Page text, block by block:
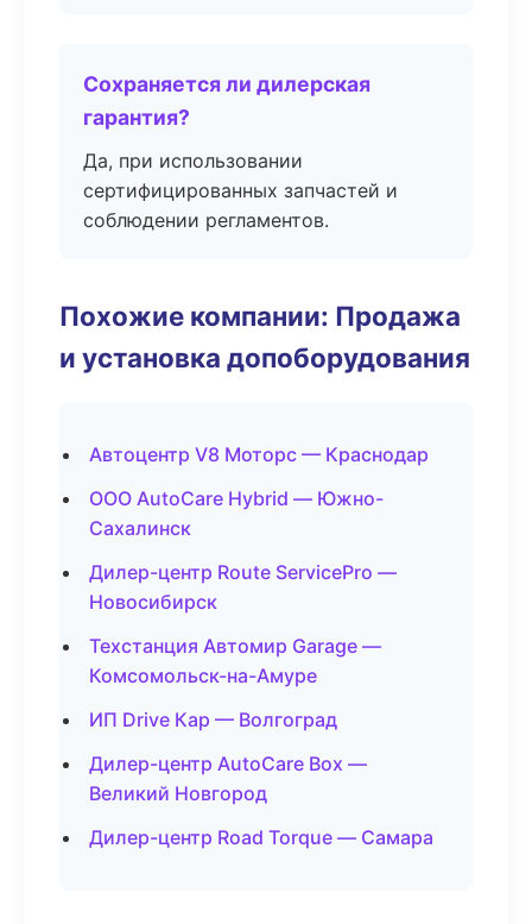
Сохраняется ли дилерская
гарантия?
Да, при использовании
сертифицированных запчастей и
соблюдении регламентов.
Похожие компании: Продажа
и установка допоборудования
Автоцентр V8 Моторс — Краснодар
ООО AutoCare Hybrid — Южно-
Сахалинск
Дилер-центр Route ServicePro —
Новосибирск
Техстанция Автомир Garage —
Комсомольск-на-Амуре
ИП Drive Кар — Волгоград
Дилер-центр AutoCare Box —
Великий Новгород
Дилер-центр Road Torque — Самара